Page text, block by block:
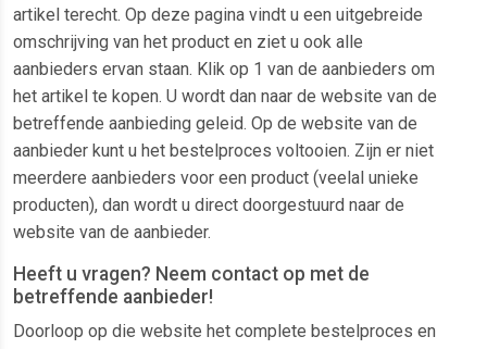
artikel terecht. Op deze pagina vindt u een uitgebreide
omschrijving van het product en ziet u ook alle
aanbieders ervan staan. Klik op 1 van de aanbieders om
het artikel te kopen. U wordt dan naar de website van de
betreffende aanbieding geleid. Op de website van de
aanbieder kunt u het bestelproces voltooien. Zijn er niet
meerdere aanbieders voor een product (veelal unieke
producten), dan wordt u direct doorgestuurd naar de
website van de aanbieder.
Heeft u vragen? Neem contact op met de
betreffende aanbieder!
Doorloop op die website het complete bestelproces en